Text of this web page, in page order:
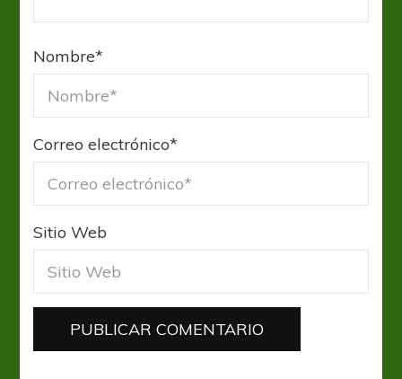
Nombre*
Correo electrónico*
Sitio Web